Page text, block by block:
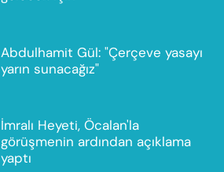
Abdulhamit Gül: "Çerçeve yasayı
yarın sunacağız"
İmralı Heyeti, Öcalan'la
görüşmenin ardından açıklama
yaptı